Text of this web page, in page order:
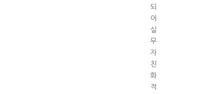
되
어
실
무
자
친
화
적